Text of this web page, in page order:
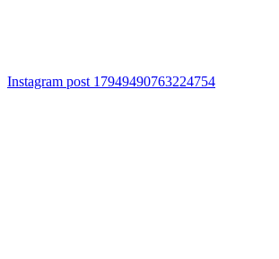
Instagram post 17949490763224754